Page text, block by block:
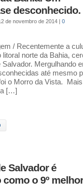
desconhecido.
de novembro de 2014
0
/ Recentemente a
litoral norte da Bahia,
Mergulhando
até mesmo
o Morro da Vista.
[…]
Salvador é
o 9º melhor